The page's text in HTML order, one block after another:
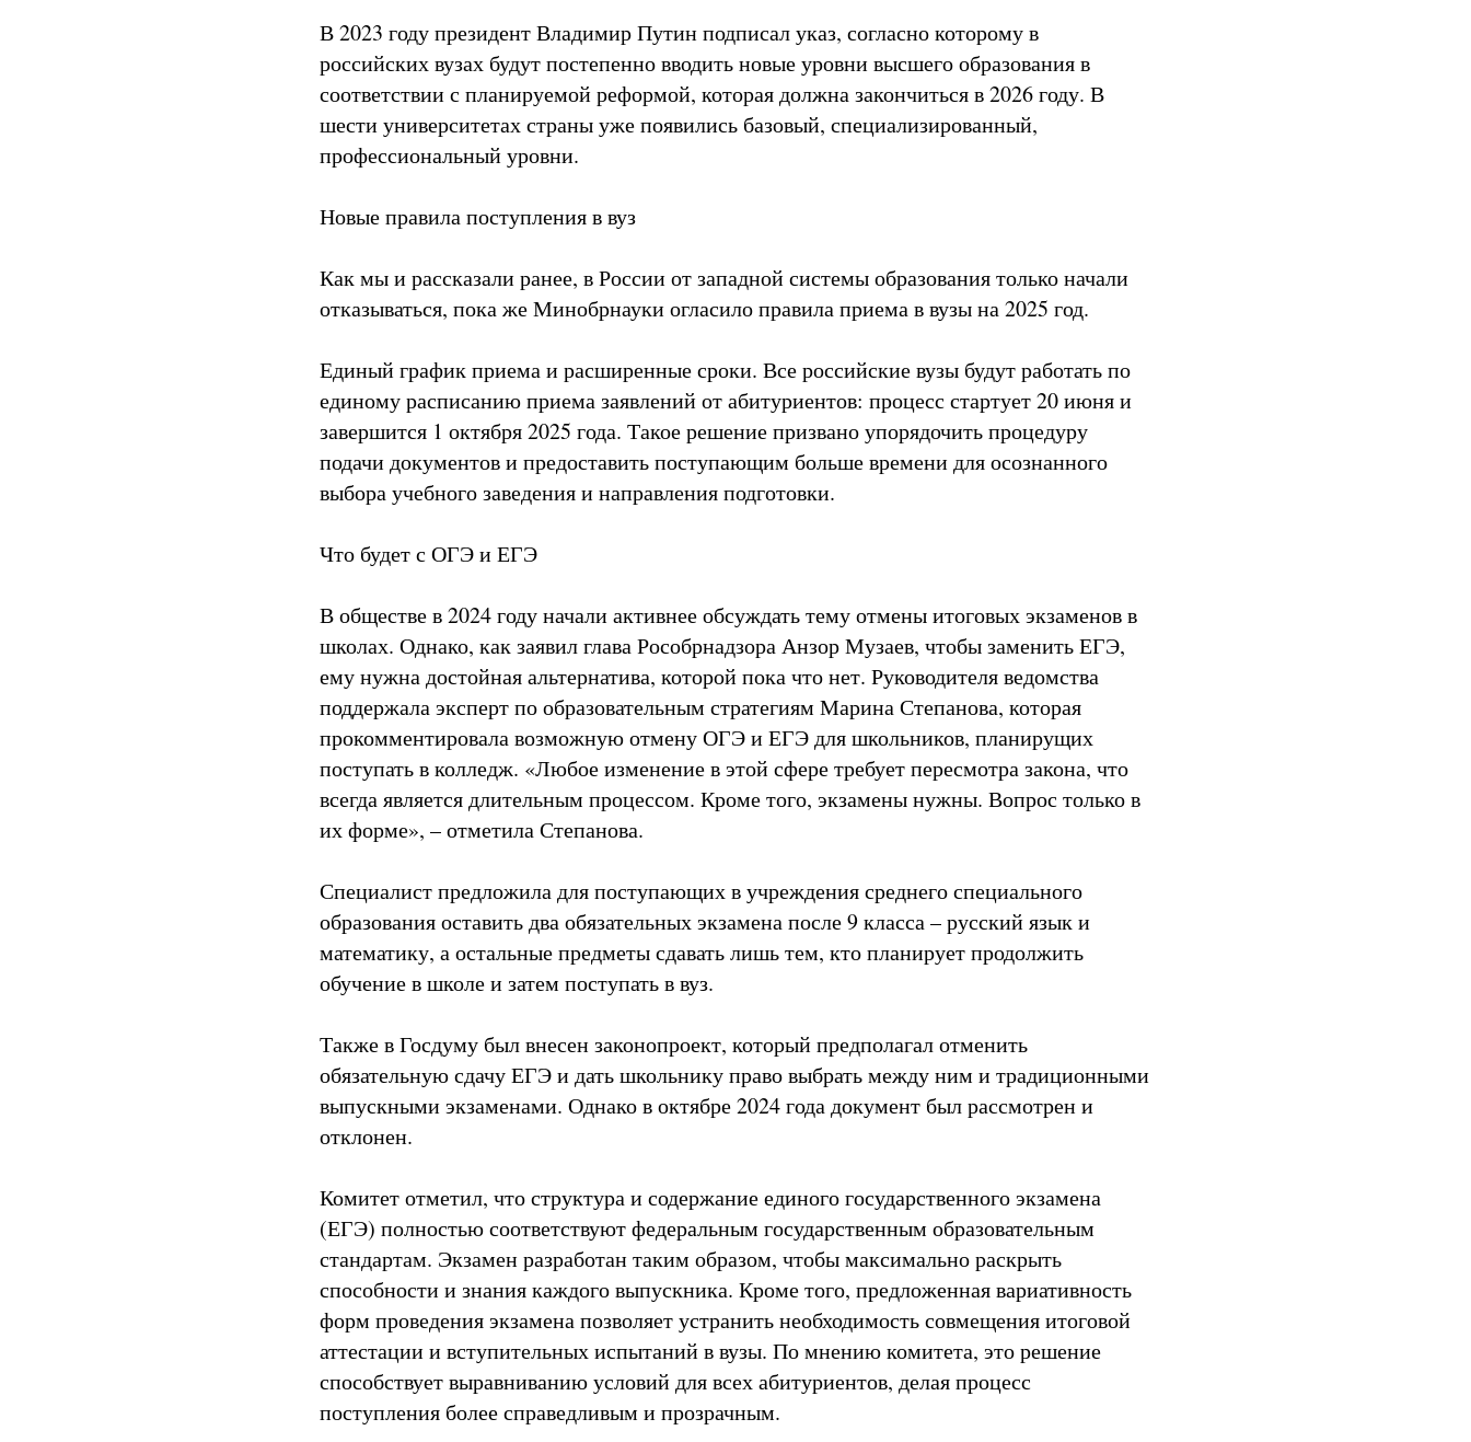
В 2023 году президент Владимир Путин подписал указ, согласно которому в
российских вузах будут постепенно вводить новые уровни высшего образования в
соответствии с планируемой реформой, которая должна закончиться в 2026 году. В
шести университетах страны уже появились базовый, специализированный,
профессиональный уровни.
Новые правила поступления в вуз
Как мы и рассказали ранее, в России от западной системы образования только начали
отказываться, пока же Минобрнауки огласило правила приема в вузы на 2025 год.
Единый график приема и расширенные сроки. Все российские вузы будут работать по
единому расписанию приема заявлений от абитуриентов: процесс стартует 20 июня и
завершится 1 октября 2025 года. Такое решение призвано упорядочить процедуру
подачи документов и предоставить поступающим больше времени для осознанного
выбора учебного заведения и направления подготовки.
Что будет с ОГЭ и ЕГЭ
В обществе в 2024 году начали активнее обсуждать тему отмены итоговых экзаменов в
школах. Однако, как заявил глава Рособрнадзора Анзор Музаев, чтобы заменить ЕГЭ,
ему нужна достойная альтернатива, которой пока что нет. Руководителя ведомства
поддержала эксперт по образовательным стратегиям Марина Степанова, которая
прокомментировала возможную отмену ОГЭ и ЕГЭ для школьников, планирущих
поступать в колледж. «Любое изменение в этой сфере требует пересмотра закона, что
всегда является длительным процессом. Кроме того, экзамены нужны. Вопрос только в
их форме», – отметила Степанова.
Специалист предложила для поступающих в учреждения среднего специального
образования оставить два обязательных экзамена после 9 класса – русский язык и
математику, а остальные предметы сдавать лишь тем, кто планирует продолжить
обучение в школе и затем поступать в вуз.
Также в Госдуму был внесен законопроект, который предполагал отменить
обязательную сдачу ЕГЭ и дать школьнику право выбрать между ним и традиционными
выпускными экзаменами. Однако в октябре 2024 года документ был рассмотрен и
отклонен.
Комитет отметил, что структура и содержание единого государственного экзамена
(ЕГЭ) полностью соответствуют федеральным государственным образовательным
стандартам. Экзамен разработан таким образом, чтобы максимально раскрыть
способности и знания каждого выпускника. Кроме того, предложенная вариативность
форм проведения экзамена позволяет устранить необходимость совмещения итоговой
аттестации и вступительных испытаний в вузы. По мнению комитета, это решение
способствует выравниванию условий для всех абитуриентов, делая процесс
поступления более справедливым и прозрачным.